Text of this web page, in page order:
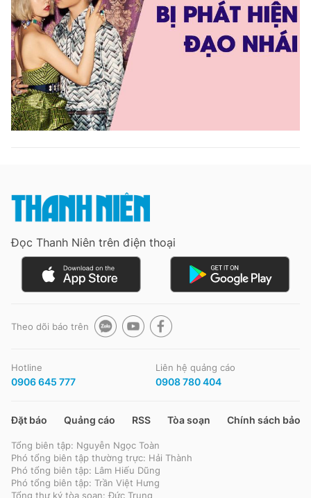
Theo dõi báo trên
Hotline
0906 645 777
Liên hệ quảng cáo
Đặt báo Quảng cáo
Tổng biên tập: Nguyễn Ngọc Toàn
Giấy phép xuất bản số 110/GP - BTTTT cấp ngày 24.3.2020
© 2003-2026 Bản quyền thuộc về Báo Thanh Niên. Cấm sao chép
dưới mọi hình thức nếu không có sự chấp thuận bằng văn bản.
Phát triển bởi ePi Technologies, JSC.
Đọc Thanh Niên trên điện thoại
Theo dõi báo trên
Hotline
0906 645 777
Liên hệ quảng cáo
0908 780 404
Đặt báo Quảng cáo RSS Tòa soạn Chính sách bảo
Tổng biên tập: Nguyễn Ngọc Toàn
Phó tổng biên tập thường trực: Hải Thành
Phó tổng biên tập: Lâm Hiếu Dũng
Phó tổng biên tập: Trần Việt Hưng
Tổng thư ký tòa soạn: Đức Trung